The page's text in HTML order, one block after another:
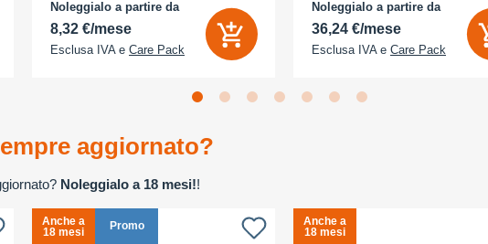
Noleggialo a partire da
8,32 €/mese
Esclusa IVA e Care Pack
Noleggialo a partire da
36,24 €/mese
Esclusa IVA e Care Pack
aggiornato?
Noleggialo a 18 mesi!!
Anche a
18 mesi
Promo
Anche a
18 mesi